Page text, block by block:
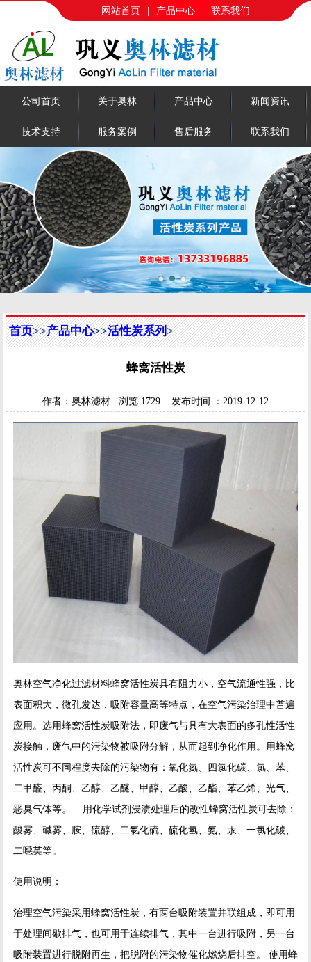
网站首页 | 产品中心 | 联系我们 |
公司首页 关于奥林 产品中心 新闻资讯
技术支持 服务案例 售后服务 联系我们
首页>>产品中心>>活性炭系列>
蜂窝活性炭
作者： 奥林滤材 浏览 1729 发布时间 ： 2019-12-12
奥林空气净化过滤材料蜂窝活性炭具有阻力小，空气流通性强，比
表面积大，微孔发达，吸附容量高等特点，在空气污染治理中普遍
应用。选用蜂窝活性炭吸附法，即废气与具有大表面的多孔性活性
炭接触，废气中的污染物被吸附分解，从而起到净化作用。用蜂窝
活性炭可不同程度去除的污染物有：氧化氮、四氯化碳、氯、苯、
二甲醛、丙酮、乙醇、乙醚、甲醇、乙酸、乙酯、苯乙烯、光气、
恶臭气体等。 用化学试剂浸渍处理后的改性蜂窝活性炭可去除：
酸雾、碱雾、胺、硫醇、二氯化硫、硫化氢、氨、汞、一氯化碳、
二噁英等。
使用说明：
治理空气污染采用蜂窝活性炭，有两台吸附装置并联组成，即可用
于处理间歇排气，也可用于连续排气，其中一台进行吸附，另一台
吸附装置进行脱附再生，把脱附的污染物催化燃烧后排空。 使用蜂